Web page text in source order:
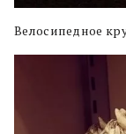
Велосипедное